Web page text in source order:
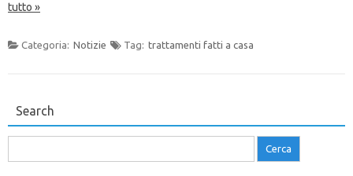
tutto »
Categoria: Notizie Tag: trattamenti fatti a casa
Search
per: